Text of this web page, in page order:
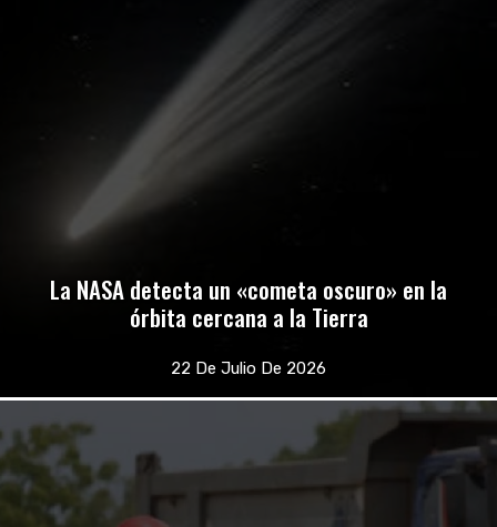
La NASA detecta un «cometa oscuro» en la
órbita cercana a la Tierra
22 De Julio De 2026